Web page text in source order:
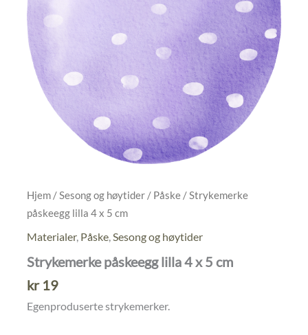
Hjem /Sesong og høytider / Påske / Strykemerke
påskeegg lilla 4 x 5 cm
Materialer, Påske,Sesong og høytider
Strykemerke påskeegg lilla 4 x 5 cm
kr19
Egenproduserte strykemerker.